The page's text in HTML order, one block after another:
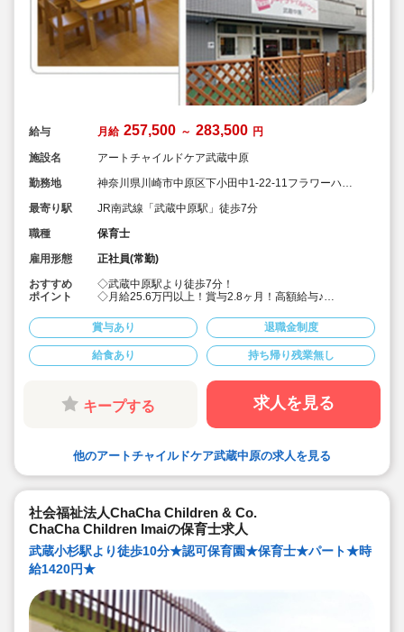
給与 月給 257,500 ～ 283,500 円
施設名
アートチャイルドケア武蔵中原
勤務地
神奈川県川崎市中原区下小田中1-22-11フラワーハイ
最寄り駅
JR南武線「武蔵中原駅」徒歩7分
職種
保育士
雇用形態
正社員(常勤)
おすすめ
ポイント
◇武蔵中原駅より徒歩7分！
◇月給25.6万円以上！賞与2.8ヶ月！高額給与♪
があり安心！
◇アートグループが母体で安定しています。女性の働き
やすい職場を作っています♪
◇保育室内は過度な壁面装飾をせず、園児の明るい声と
賞与あり 退職金制度
給食あり 持ち帰り残業無し
キープする 求人を見る
他のアートチャイルドケア武蔵中原の求人を見る
社会福祉法人ChaCha Children & Co.
ChaCha Children Imaiの保育士求人
武蔵小杉駅より徒歩10分★認可保育園★保育士★パート★時
給1420円★